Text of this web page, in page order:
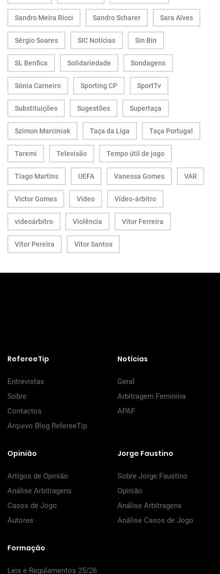
Sandro Meira Ricci Sandro Scharer Sara Alves
Sérgio Soares SIC Notícias Sin Bin
SL Benfica Solidariedade Sondagens
Sónia Carneiro Sporting CP SportTv
Substituições Sugestões Supertaça
Szimon Marciniak Taça da Liga Taça Portugal
Taremi Televisão Tempo útil de jogo
Tiago Martins UEFA Vanessa Gomes VAR
Victor Gomes Vídeo Vídeo-árbitro
videoárbitro Violência Vitor Ferreira
Vítor Pereira Vítor Santos
RefereeTip
Entrevistas
Sobre
Contactos
Arquivo Blog RefereeTip
Notícias
Geral
Arbitragem Feminina
APAF
Opinião
Artigos de Opinião
Análise Arbitragens
Casos de Jogo
Autores
Jorge Faustino
Sobre Jorge Faustino
Opinião
Análise Arbitragens
Análise Casos de Jogo
Formação
Leis e Regulamentos 25/26